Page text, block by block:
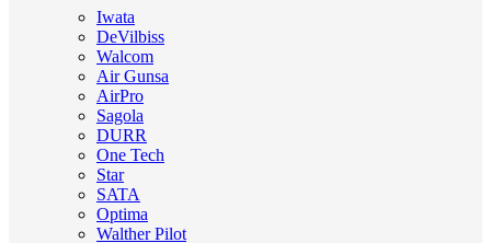
Iwata
DeVilbiss
Walcom
Air Gunsa
AirPro
Sagola
DURR
One Tech
Star
SATA
Optima
Walther Pilot